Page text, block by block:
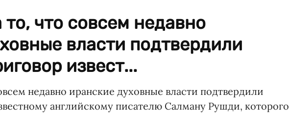
что совсем недавно
власти подтвердили
извест...
недавно иранские духовные власти подтвердили
английскому писателю Салману Рушди, которого